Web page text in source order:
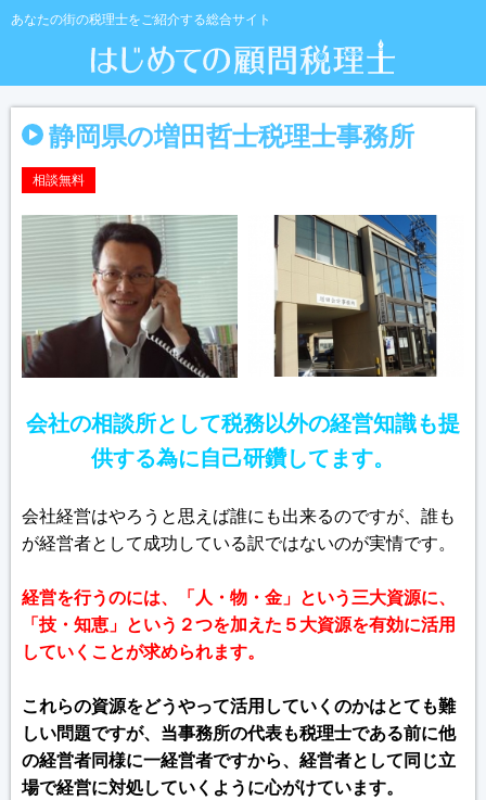
あなたの街の税理士をご紹介する総合サイト
静岡県の増田哲士税理士事務所
相談無料
会社の相談所として税務以外の経営知識も提
供する為に自己研鑽してます。
会社経営はやろうと思えば誰にも出来るのですが、誰も
が経営者として成功している訳ではないのが実情です。
経営を行うのには、「人・物・金」という三大資源に、
「技・知恵」という２つを加えた５大資源を有効に活用
していくことが求められます。
これらの資源をどうやって活用していくのかはとても難
しい問題ですが、当事務所の代表も税理士である前に他
の経営者同様に一経営者ですから、経営者として同じ立
場で経営に対処していくように心がけています。